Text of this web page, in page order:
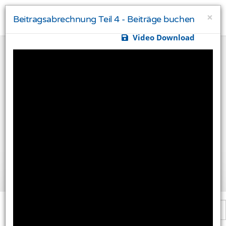
×
Beitragsabrechnung Teil 4 - Beiträge buchen
Video Download